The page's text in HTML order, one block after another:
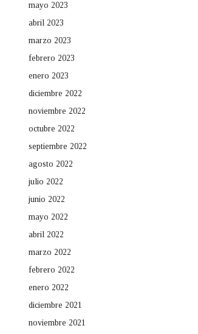
mayo 2023
abril 2023
marzo 2023
febrero 2023
enero 2023
diciembre 2022
noviembre 2022
octubre 2022
septiembre 2022
agosto 2022
julio 2022
junio 2022
mayo 2022
abril 2022
marzo 2022
febrero 2022
enero 2022
diciembre 2021
noviembre 2021